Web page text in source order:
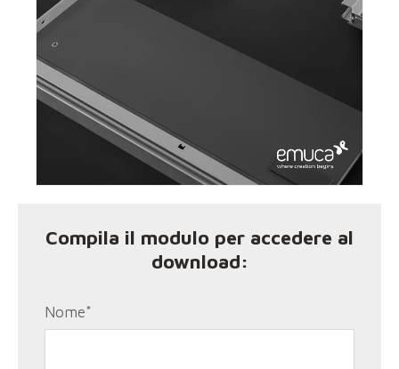
Compila il modulo per accedere al
download:
Nome*